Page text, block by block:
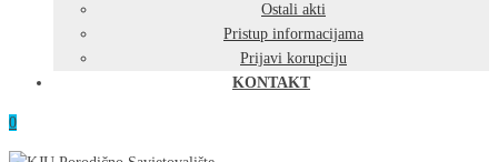
Ostali akti
Pristup informacijama
Prijavi korupciju
KONTAKT
0